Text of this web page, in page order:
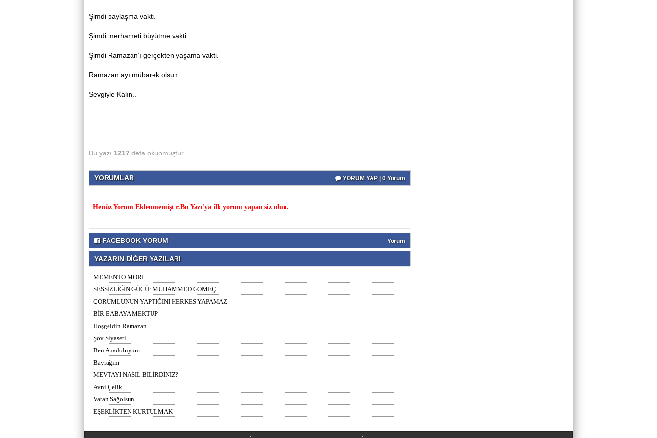
Şimdi paylaşma vakti.
Şimdi merhameti büyütme vakti.
Şimdi Ramazan’ı gerçekten yaşama vakti.
Ramazan ayı mübarek olsun.
Sevgiyle Kalın..
Bu yazı 1217 defa okunmuştur.
YORUMLAR YORUM YAP | 0 Yorum
Henüz Yorum Eklenmemiştir.Bu Yazı'ya ilk yorum yapan siz olun.
FACEBOOK YORUM Yorum
YAZARIN DİĞER YAZILARI
MEMENTO MORI
SESSİZLİĞİN GÜCÜ: MUHAMMED GÖMEÇ
ÇORUMLUNUN YAPTIĞINI HERKES YAPAMAZ
BİR BABAYA MEKTUP
Hoşgeldin Ramazan
Şov Siyaseti
Ben Anadoluyum
Bayrağım
MEVTAYI NASIL BİLİRDİNİZ?
Avni Çelik
Vatan Sağolsun
EŞEKLİKTEN KURTULMAK